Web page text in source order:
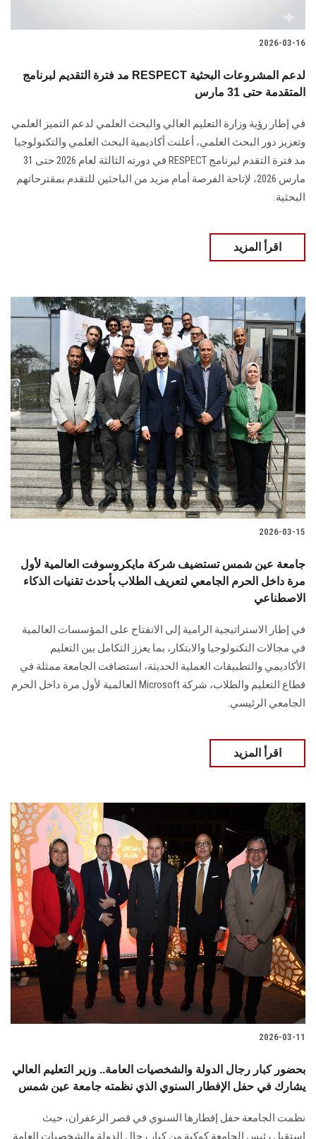
2026-03-16
مد فترة التقديم لبرنامج RESPECT لدعم المشروعات البحثية
المتقدمة حتى 31 مارس
في إطار رؤية وزارة التعليم العالي والبحث العلمي لدعم التميز العلمي
وتعزيز دور البحث العلمي، أعلنت أكاديمية البحث العلمي والتكنولوجيا
مد فترة التقدم لبرنامج RESPECT في دورته الثالثة لعام 2026 حتى 31
مارس 2026، لإتاحة الفرصة أمام مزيد من الباحثين للتقدم بمقترحاتهم
البحثية.
اقرأ المزيد
2026-03-15
جامعة عين شمس تستضيف شركة مايكروسوفت العالمية لأول
مرة داخل الحرم الجامعي لتعريف الطلاب بأحدث تقنيات الذكاء
الاصطناعي
في إطار الاستراتيجية الرامية إلى الانفتاح على المؤسسات العالمية
في مجالات التكنولوجيا والابتكار، بما يعزز التكامل بين التعليم
الأكاديمي والتطبيقات العملية الحديثة، استضافت الجامعة ممثلة في
قطاع التعليم والطلاب، شركة Microsoft العالمية لأول مرة داخل الحرم
الجامعي الرئيسي.
اقرأ المزيد
2026-03-11
بحضور كبار رجال الدولة والشخصيات العامة.. وزير التعليم العالي
يشارك في حفل الإفطار السنوي الذي نظمته جامعة عين شمس
نظمت الجامعة حفل إفطارها السنوي في قصر الزعفران، حيث
استقبل رئيس الجامعة كوكبة من كبار رجال الدولة والشخصيات العامة